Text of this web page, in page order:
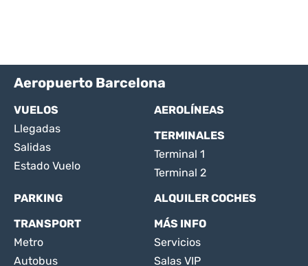
Aeropuerto Barcelona
VUELOS
Llegadas
Salidas
Estado Vuelo
AEROLÍNEAS
TERMINALES
Terminal 1
Terminal 2
PARKING
ALQUILER COCHES
TRANSPORT
Metro
Autobus
MÁS INFO
Servicios
Salas VIP